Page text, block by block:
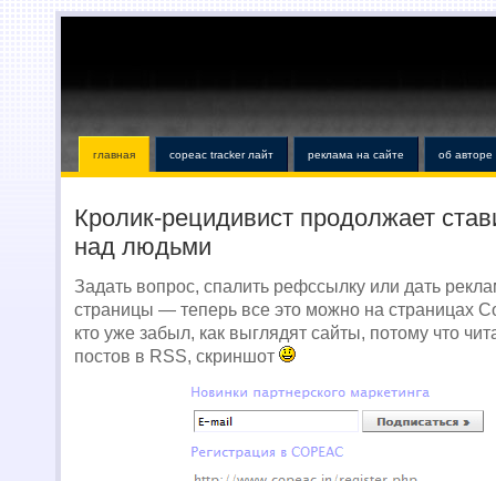
главная copeac tracker лайт реклама на сайте об авторе
Кролик-рецидивист продолжает
над людьми
Задать вопрос, спалить рефссылку или дать
страницы — теперь все это можно на страницах
кто уже забыл, как выглядят сайты, потому что
постов в RSS, скриншот